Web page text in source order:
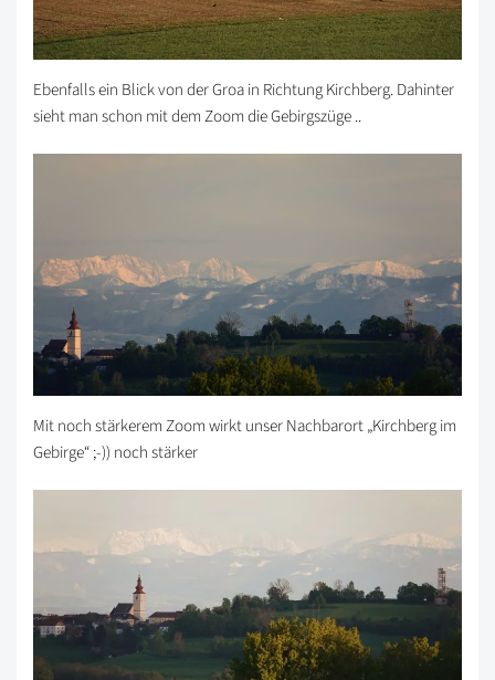
Ebenfalls ein Blick von der Groa in Richtung Kirchberg. Dahinter
sieht man schon mit dem Zoom die Gebirgszüge ..
Mit noch stärkerem Zoom wirkt unser Nachbarort „Kirchberg im
Gebirge“ ;-)) noch stärker